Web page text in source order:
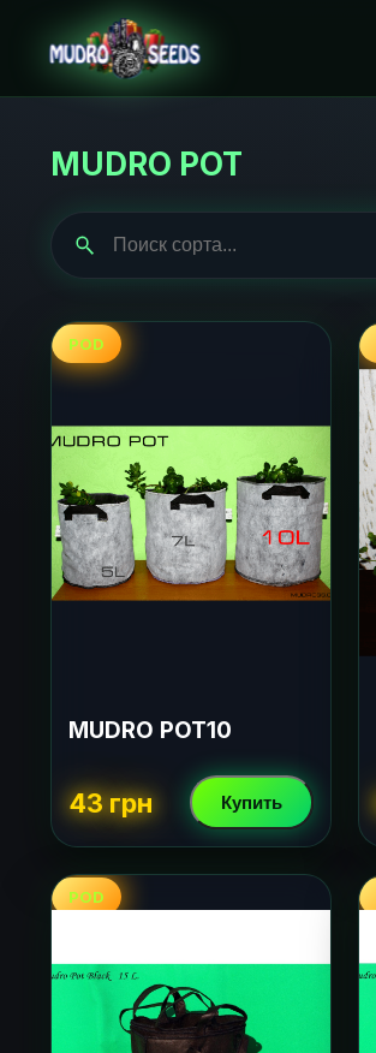
MUDRO POT
POD
MUDRO POT10
43 грн Купить
POD